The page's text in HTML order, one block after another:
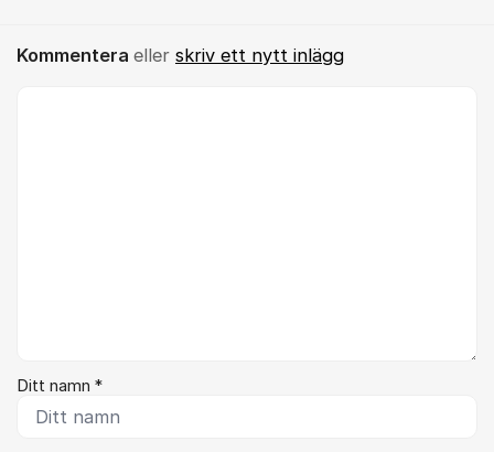
Kommentera eller skriv ett nytt inlägg
Ditt namn *